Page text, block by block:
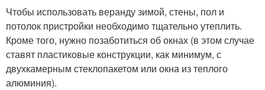
Чтобы использовать веранду зимой, стены, пол и
потолок пристройки необходимо тщательно утеплить.
Кроме того, нужно позаботиться об окнах (в этом случае
ставят пластиковые конструкции, как минимум, с
двухкамерным стеклопакетом или окна из теплого
алюминия).